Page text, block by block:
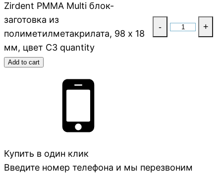
Zirdent PMMA Multi блок-
заготовка из
полиметилметакрилата, 98 х 18
мм, цвет C3 quantity
- +
Add to cart
Купить в один клик
Введите номер телефона и мы перезвоним